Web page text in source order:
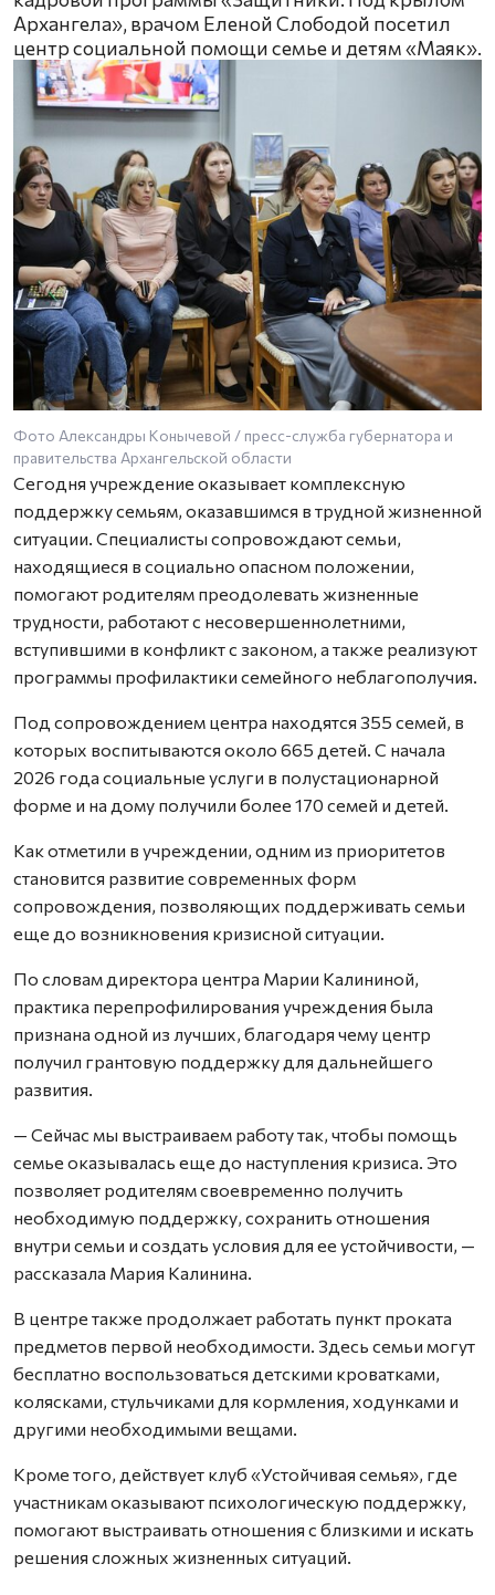
Архангела», врачом Еленой Слободой посетил
центр социальной помощи семье и детям «Маяк».
Фото Александры Конычевой / пресс-служба губернатора и
правительства Архангельской области
Сегодня учреждение оказывает комплексную
поддержку семьям, оказавшимся в трудной жизненной
ситуации. Специалисты сопровождают семьи,
находящиеся в социально опасном положении,
помогают родителям преодолевать жизненные
трудности, работают с несовершеннолетними,
вступившими в конфликт с законом, а также реализуют
программы профилактики семейного неблагополучия.
Под сопровождением центра находятся 355 семей, в
которых воспитываются около 665 детей. С начала
2026 года социальные услуги в полустационарной
форме и на дому получили более 170 семей и детей.
Как отметили в учреждении, одним из приоритетов
становится развитие современных форм
сопровождения, позволяющих поддерживать семьи
еще до возникновения кризисной ситуации.
По словам директора центра Марии Калининой,
практика перепрофилирования учреждения была
признана одной из лучших, благодаря чему центр
получил грантовую поддержку для дальнейшего
развития.
— Сейчас мы выстраиваем работу так, чтобы помощь
семье оказывалась еще до наступления кризиса. Это
позволяет родителям своевременно получить
необходимую поддержку, сохранить отношения
внутри семьи и создать условия для ее устойчивости, —
рассказала Мария Калинина.
В центре также продолжает работать пункт проката
предметов первой необходимости. Здесь семьи могут
бесплатно воспользоваться детскими кроватками,
колясками, стульчиками для кормления, ходунками и
другими необходимыми вещами.
Кроме того, действует клуб «Устойчивая семья», где
участникам оказывают психологическую поддержку,
помогают выстраивать отношения с близкими и искать
решения сложных жизненных ситуаций.